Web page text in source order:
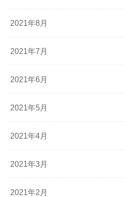
2021年8月
2021年7月
2021年6月
2021年5月
2021年4月
2021年3月
2021年2月